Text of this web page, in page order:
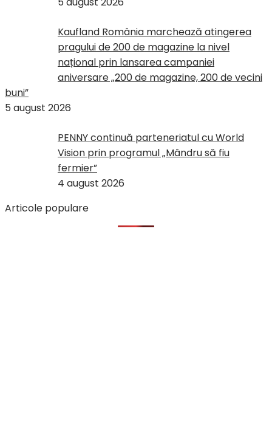
Kaufland România marchează atingerea
pragului de 200 de magazine la nivel
național prin lansarea campaniei
aniversare „200 de magazine, 200 de vecini
buni”
5 august 2026
PENNY continuă parteneriatul cu World
Vision prin programul „Mândru să fiu
fermier”
4 august 2026
Articole populare